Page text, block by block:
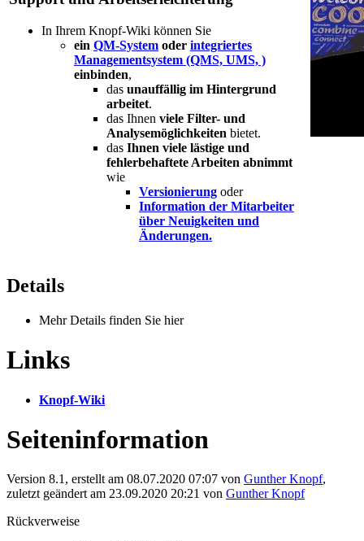
In Ihrem Knopf-Wiki können Sie
ein QM-System oder integriertes
Managementsystem (QMS, UMS, )
einbinden,
das unauffällig im Hintergrund
arbeitet.
das Ihnen viele Filter- und
Analysemöglichkeiten bietet.
das Ihnen viele lästige und
fehlerbehaftete Arbeiten abnimmt
wie
Versionierung oder
Information der Mitarbeiter
über Neuigkeiten und
Änderungen.
Details
Mehr Details finden Sie hier
Links
Knopf-Wiki
Seiteninformation
Version 8.1, erstellt am 08.07.2020 07:07 von Gunther Knopf,
zuletzt geändert am 23.09.2020 20:21 von Gunther Knopf
Rückverweise